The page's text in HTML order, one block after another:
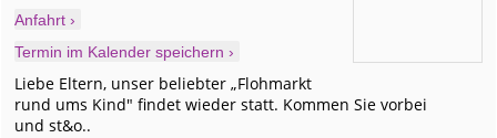
Anfahrt ›
Termin im Kalender speichern ›
Liebe Eltern, unser beliebter „Flohmarkt
rund ums Kind" findet wieder statt. Kommen Sie vorbei
und st&o..